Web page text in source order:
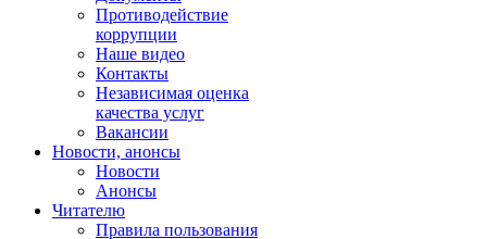
Противодействие
коррупции
Наше видео
Контакты
Независимая оценка
качества услуг
Вакансии
Новости, анонсы
Новости
Анонсы
Читателю
Правила пользования